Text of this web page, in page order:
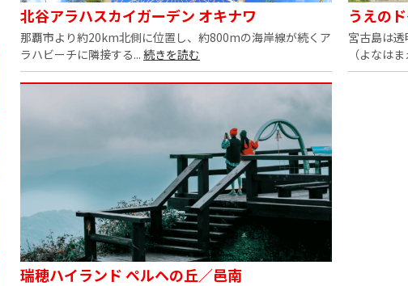
北谷アラハスカイガーデン オキナワ
那覇市より約20km北側に位置し、約800mの海岸線が続くア
ラハビーチに隣接する... 続きを読む
うえの
宮古島は
（よなは
瑞穂ハイランド ペルヘの丘／邑南